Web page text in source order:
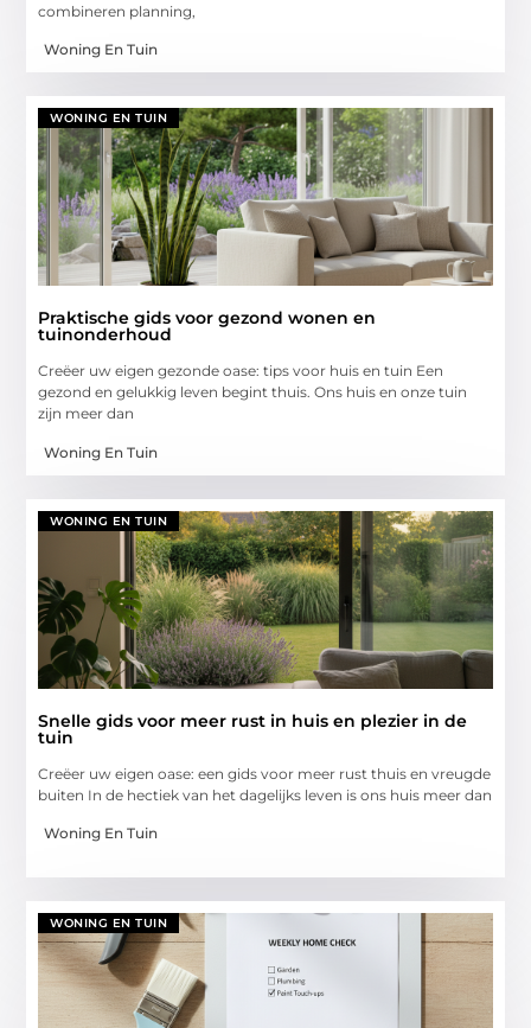
combineren planning,
Woning En Tuin
WONING EN TUIN
Praktische gids voor gezond wonen en
tuinonderhoud
Creëer uw eigen gezonde oase: tips voor huis en tuin Een
gezond en gelukkig leven begint thuis. Ons huis en onze tuin
zijn meer dan
Woning En Tuin
WONING EN TUIN
Snelle gids voor meer rust in huis en plezier in de
tuin
Creëer uw eigen oase: een gids voor meer rust thuis en vreugde
buiten In de hectiek van het dagelijks leven is ons huis meer dan
Woning En Tuin
WONING EN TUIN